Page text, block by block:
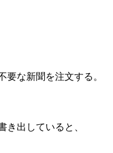
要な新聞を注文する。
き出していると、